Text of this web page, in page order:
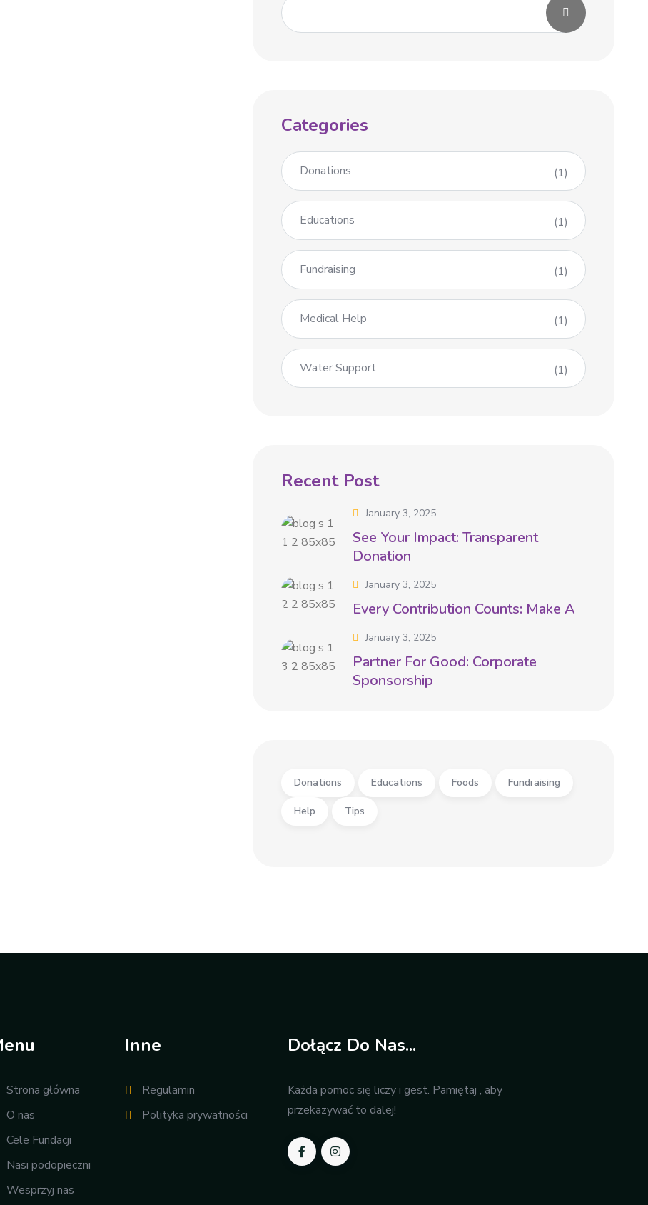
Categories
Donations (1)
Educations (1)
Fundraising (1)
Medical Help (1)
Water Support (1)
Recent Post
January 3, 2025
See Your Impact: Transparent
Donation
January 3, 2025
Every Contribution Counts: Make A
January 3, 2025
Partner For Good: Corporate
Sponsorship
Donations Educations Foods Fundraising
Help Tips
Strona główna
O nas
Cele Fundacji
Nasi podopieczni
Wesprzyj nas
Inne
Regulamin
Polityka prywatności
Dołącz Do Nas...
Każda pomoc się liczy i gest. Pamiętaj , aby
przekazywać to dalej!